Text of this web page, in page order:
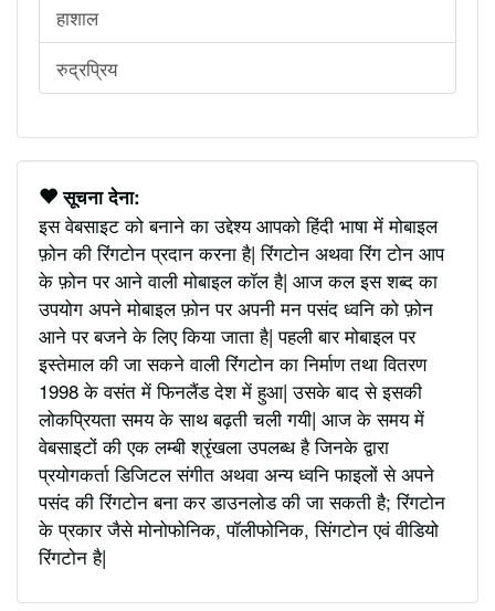
हाशाल
रुद्रप्रिय
सूचना देना:
इस वेबसाइट को बनाने का उद्देश्य आपको हिंदी भाषा में मोबाइल
फ़ोन की रिंगटोन प्रदान करना है| रिंगटोन अथवा रिंग टोन आप
के फ़ोन पर आने वाली मोबाइल कॉल है| आज कल इस शब्द का
उपयोग अपने मोबाइल फ़ोन पर अपनी मन पसंद ध्वनि को फ़ोन
आने पर बजने के लिए किया जाता है| पहली बार मोबाइल पर
इस्तेमाल की जा सकने वाली रिंगटोन का निर्माण तथा वितरण
1998 के वसंत में फिनलैंड देश में हुआ| उसके बाद से इसकी
लोकप्रियता समय के साथ बढ़ती चली गयी| आज के समय में
वेबसाइटों की एक लम्बी श्रृंखला उपलब्ध है जिनके द्वारा
प्रयोगकर्ता डिजिटल संगीत अथवा अन्य ध्वनि फाइलों से अपने
पसंद की रिंगटोन बना कर डाउनलोड की जा सकती है; रिंगटोन
के प्रकार जैसे मोनोफोनिक, पॉलीफोनिक, सिंगटोन एवं वीडियो
रिंगटोन है|